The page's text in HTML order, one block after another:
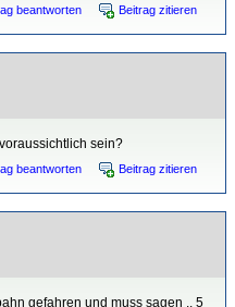
beantworten Beitrag zitieren
sein?
beantworten Beitrag zitieren
gefahren und muss sagen .. 5